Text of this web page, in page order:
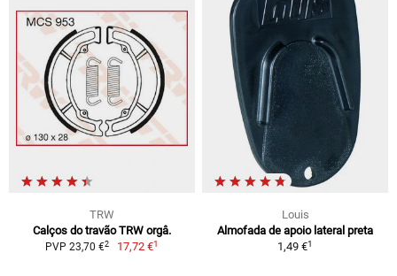
TRW
Calços do travão TRW orgâ.
PVP 23,70 €2 17,72 €1
Louis
Almofada de apoio lateral preta
1,49 €1